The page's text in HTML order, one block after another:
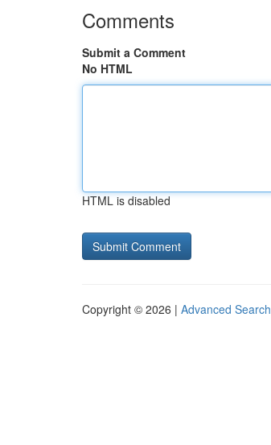
Comments
Submit a Comment
No HTML
HTML is disabled
Copyright © 2026 | Advanced Search